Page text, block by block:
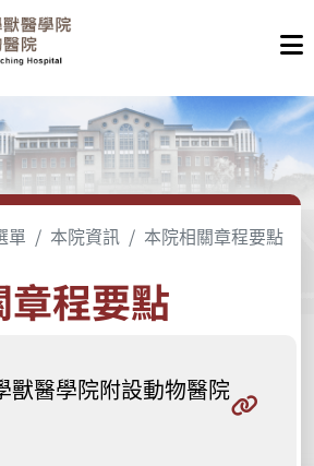
單 本院資訊 本院相關章程要點
程要點
獸醫學院附設動物醫院